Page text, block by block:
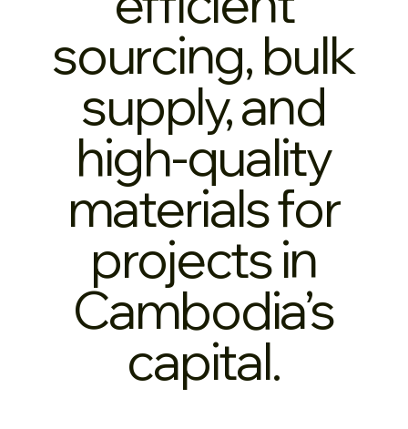
sourcing, bulk
supply, and
high-quality
materials for
projects in
Cambodia’s
capital.